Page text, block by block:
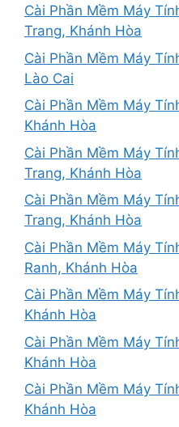
Cài Phần Mềm Máy
Trang, Khánh Hòa
Cài Phần Mềm Máy
Lào Cai
Cài Phần Mềm Máy
Khánh Hòa
Cài Phần Mềm Máy
Trang, Khánh Hòa
Cài Phần Mềm Máy
Trang, Khánh Hòa
Cài Phần Mềm Máy
Ranh, Khánh Hòa
Cài Phần Mềm Máy
Khánh Hòa
Cài Phần Mềm Máy
Khánh Hòa
Cài Phần Mềm Máy
Khánh Hòa